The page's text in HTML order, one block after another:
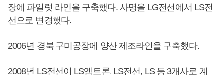
장에 파일럿 라인을 구축했다. 사명을 LG전선에서 LS전
선으로 변경했다.
2006년 경북 구미공장에 양산 제조라인을 구축했다.
2008년 LS전선이 LS엠트론, LS전선, LS 등 3개사로 계